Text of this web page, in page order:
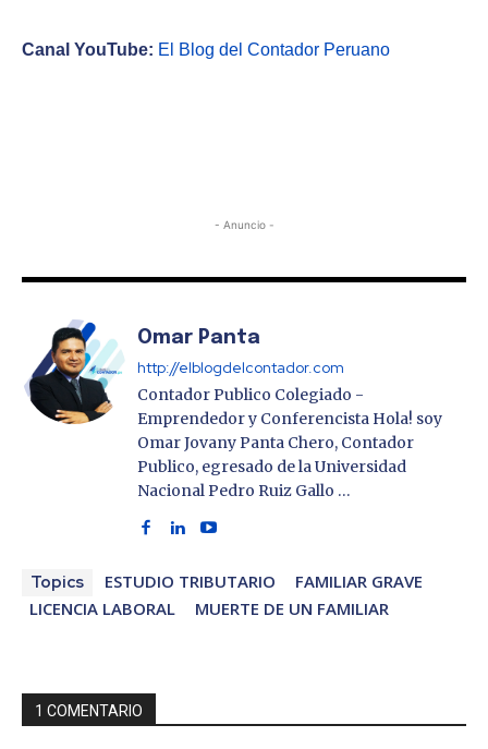
Canal YouTube: El Blog del Contador Peruano
- Anuncio -
Omar Panta
http://elblogdelcontador.com
Contador Publico Colegiado -
Emprendedor y Conferencista Hola! soy
Omar Jovany Panta Chero, Contador
Publico, egresado de la Universidad
Nacional Pedro Ruiz Gallo …
Topics ESTUDIO TRIBUTARIO
FAMILIAR GRAVE
LICENCIA LABORAL
MUERTE DE UN FAMILIAR
1 COMENTARIO